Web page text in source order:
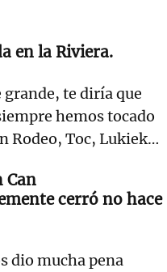
en la Riviera.
te diría que
hemos tocado
Rodeo, Toc, Lukiek…
Can
cerró no hace
dio mucha pena